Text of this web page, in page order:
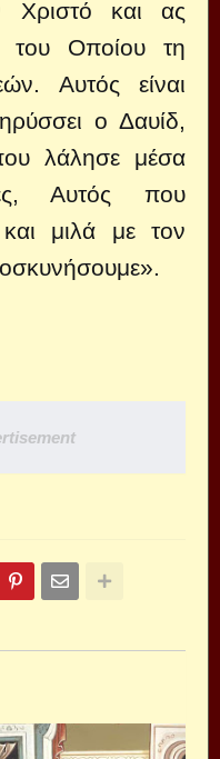
Χριστό και ας
του Οποίου τη
Αυτός είναι
ο Δαυίδ,
λάλησε μέσα
Αυτός που
μιλά με τον